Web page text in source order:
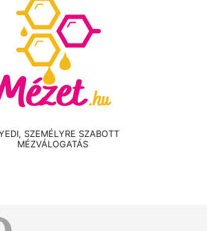
SZEMÉLYRE SZABOTT
MÉZVÁLOGATÁS